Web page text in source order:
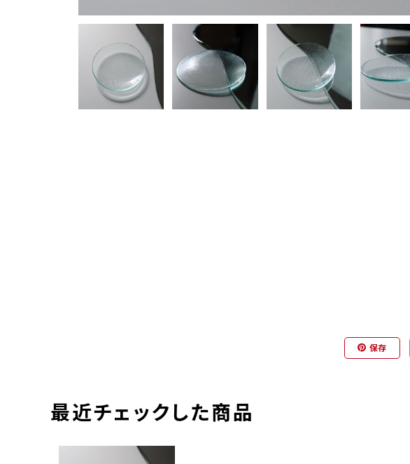
保存
最近チェックした商品